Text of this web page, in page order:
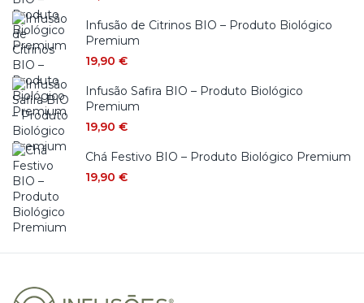
Infusão de Citrinos BIO – Produto Biológico
Premium
19,90 €
Infusão Safira BIO – Produto Biológico
Premium
19,90 €
Chá Festivo BIO – Produto Biológico Premium
19,90 €